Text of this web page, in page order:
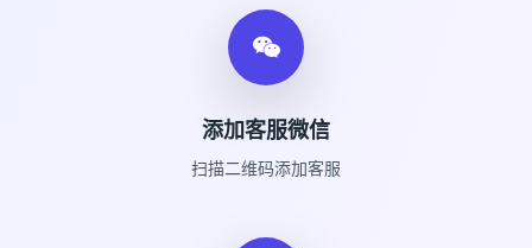
添加客服微信
扫描二维码添加客服